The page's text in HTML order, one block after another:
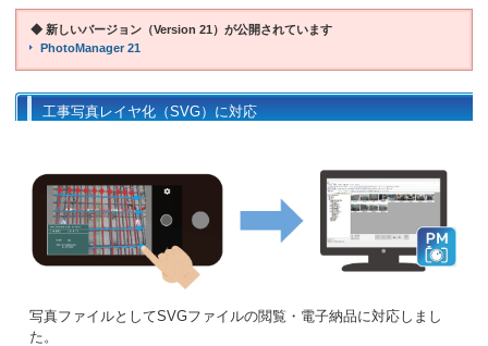
◆ 新しいバージョン（Version 21）が公開されています
PhotoManager 21
工事写真レイヤ化（SVG）に対応
写真ファイルとしてSVGファイルの閲覧・電子納品に対応しまし
た。